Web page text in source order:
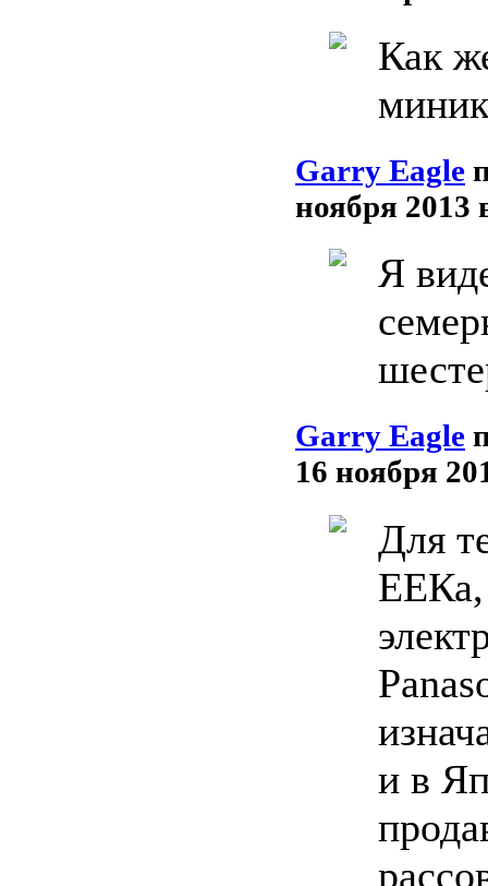
Как
Garry Eagle
ноября 2013
Я
Garry Eagle
16 ноября
Для
ЕЕКа,
и в